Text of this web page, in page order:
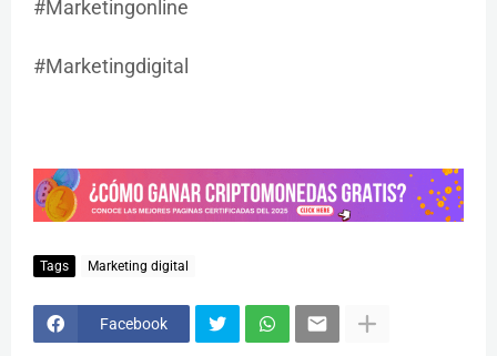
#Marketingonline
#Marketingdigital
Tags Marketing digital
Facebook